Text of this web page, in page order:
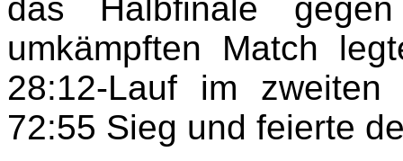
das Halbfinale
umkämpften Match
28:12-Lauf im
72:55 Sieg und feierte